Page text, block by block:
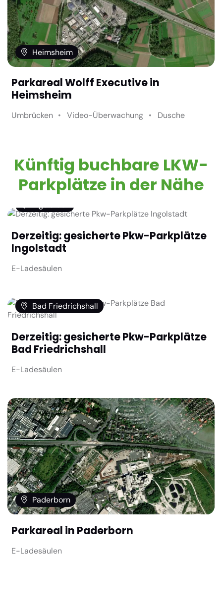
Heimsheim
Parkareal Wolff Executive in
Heimsheim
Umbrücken Video-Überwachung Dusche
Künftig buchbare LKW-
Parkplätze in der Nähe
Ingolstadt
Derzeitig: gesicherte Pkw-Parkplätze
Ingolstadt
E-Ladesäulen
Bad Friedrichshall
Derzeitig: gesicherte Pkw-Parkplätze
Bad Friedrichshall
E-Ladesäulen
Paderborn
Parkareal in Paderborn
E-Ladesäulen